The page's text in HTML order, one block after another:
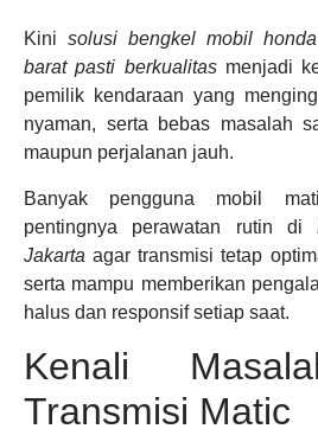
Kini solusi bengkel mobil
barat pasti berkualitasmenjadi
pemilik kendaraan yang
nyaman, serta bebas masalah
maupun perjalanan jauh.
Banyak pengguna mobil
pentingnya perawatan rutin di
Jakarta agar transmisi tetap
serta mampu memberikan
halus dan responsif setiap saat.
Kenali
Transmisi Matic